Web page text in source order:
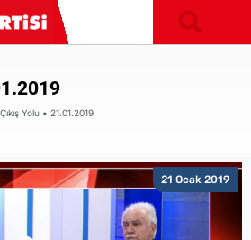
Çıkış Yolu • 21.01.2019
21 Ocak 2019